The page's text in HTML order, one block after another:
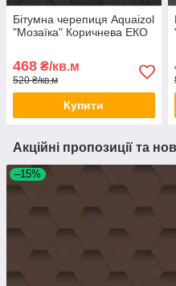
Бітумна черепиця Aquaizol
"Мозаїка" Коричнева ЕКО
468 ₴/кв.м
520 ₴/кв.м
Купити
Акційні пропозиції та
–15%